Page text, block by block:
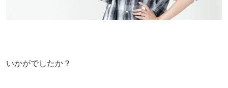
いかがでしたか？